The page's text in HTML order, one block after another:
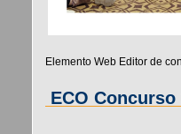
Elemento Web Editor de
ECO Concurso